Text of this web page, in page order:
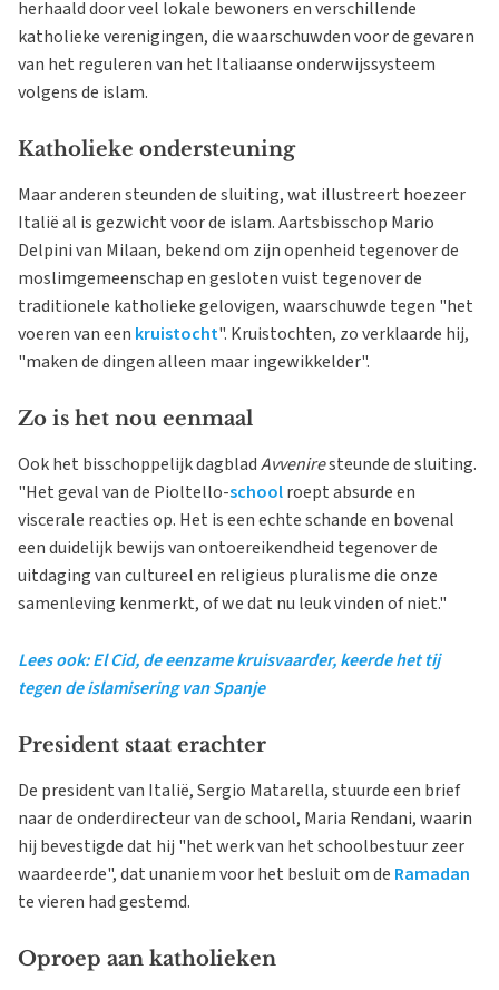
herhaald door veel lokale bewoners en verschillende
katholieke verenigingen, die waarschuwden voor de gevaren
van het reguleren van het Italiaanse onderwijssysteem
volgens de islam.
Katholieke ondersteuning
Maar anderen steunden de sluiting, wat illustreert hoezeer
Italië al is gezwicht voor de islam. Aartsbisschop Mario
Delpini van Milaan, bekend om zijn openheid tegenover de
moslimgemeenschap en gesloten vuist tegenover de
traditionele katholieke gelovigen, waarschuwde tegen "het
voeren van een kruistocht". Kruistochten, zo verklaarde hij,
"maken de dingen alleen maar ingewikkelder".
Zo is het nou eenmaal
Ook het bisschoppelijk dagbladAvveniresteunde de sluiting.
"Het geval van de Pioltello-schoolroept absurde en
viscerale reacties op. Het is een echte schande en bovenal
een duidelijk bewijs van ontoereikendheid tegenover de
uitdaging van cultureel en religieus pluralisme die onze
samenleving kenmerkt, of we dat nu leuk vinden of niet."
Lees ook: El Cid, de eenzame kruisvaarder, keerde het tij
tegen de islamisering van Spanje
President staat erachter
De president van Italië, Sergio Matarella, stuurde een brief
naar de onderdirecteur van de school, Maria Rendani, waarin
hij bevestigde dat hij "het werk van het schoolbestuur zeer
waardeerde", dat unaniem voor het besluit om de Ramadan
te vieren had gestemd.
Oproep aan katholieken